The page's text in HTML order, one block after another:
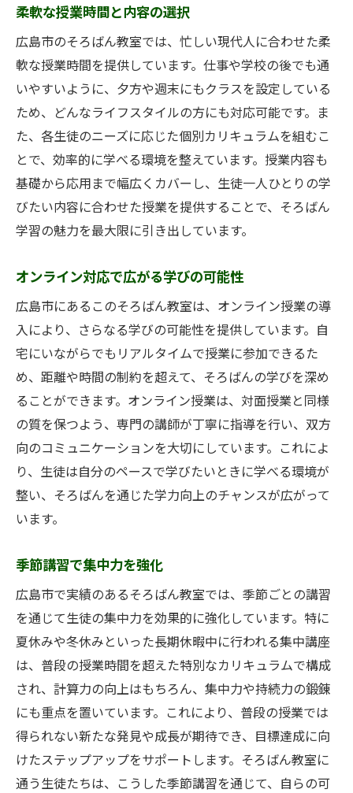
柔軟な授業時間と内容の選択
広島市のそろばん教室では、忙しい現代人に合わせた柔
軟な授業時間を提供しています。仕事や学校の後でも通
いやすいように、夕方や週末にもクラスを設定している
ため、どんなライフスタイルの方にも対応可能です。ま
た、各生徒のニーズに応じた個別カリキュラムを組むこ
とで、効率的に学べる環境を整えています。授業内容も
基礎から応用まで幅広くカバーし、生徒一人ひとりの学
びたい内容に合わせた授業を提供することで、そろばん
学習の魅力を最大限に引き出しています。
オンライン対応で広がる学びの可能性
広島市にあるこのそろばん教室は、オンライン授業の導
入により、さらなる学びの可能性を提供しています。自
宅にいながらでもリアルタイムで授業に参加できるた
め、距離や時間の制約を超えて、そろばんの学びを深め
ることができます。オンライン授業は、対面授業と同様
の質を保つよう、専門の講師が丁寧に指導を行い、双方
向のコミュニケーションを大切にしています。これによ
り、生徒は自分のペースで学びたいときに学べる環境が
整い、そろばんを通じた学力向上のチャンスが広がって
います。
季節講習で集中力を強化
広島市で実績のあるそろばん教室では、季節ごとの講習
を通じて生徒の集中力を効果的に強化しています。特に
夏休みや冬休みといった長期休暇中に行われる集中講座
は、普段の授業時間を超えた特別なカリキュラムで構成
され、計算力の向上はもちろん、集中力や持続力の鍛錬
にも重点を置いています。これにより、普段の授業では
得られない新たな発見や成長が期待でき、目標達成に向
けたステップアップをサポートします。そろばん教室に
通う生徒たちは、こうした季節講習を通じて、自らの可